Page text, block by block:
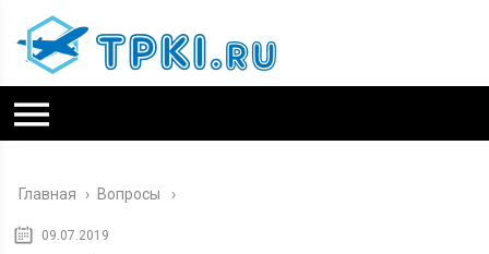
Главная › Вопросы
09.07.2019